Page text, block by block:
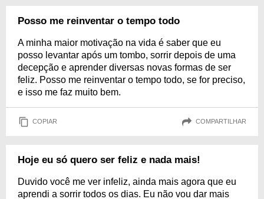
Posso me reinventar o tempo todo
A minha maior motivação na vida é saber que eu
posso levantar após um tombo, sorrir depois de uma
decepção e aprender diversas novas formas de ser
feliz. Posso me reinventar o tempo todo, se for preciso,
e isso me faz muito bem.
COPIAR COMPARTILHAR
Hoje eu só quero ser feliz e nada mais!
Duvido você me ver infeliz, ainda mais agora que eu
aprendi a sorrir todos os dias. Eu não vou dar mais